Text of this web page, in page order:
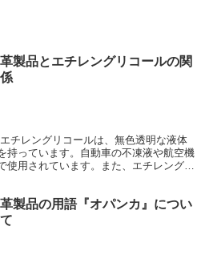
革製品とエチレングリコールの関
係
持っています。自動車の不凍液や航空機
用されています。また、エチレングリ
を与えることが知られています。エチレ
き気や嘔吐、下痢などの症状が現れま
は、中枢神経系に影響を与え、昏睡や
もあります。エチレングリコールは、皮
扱いには注意が必要です。 エチレ
革製品の用語『オパンカ』につい
て